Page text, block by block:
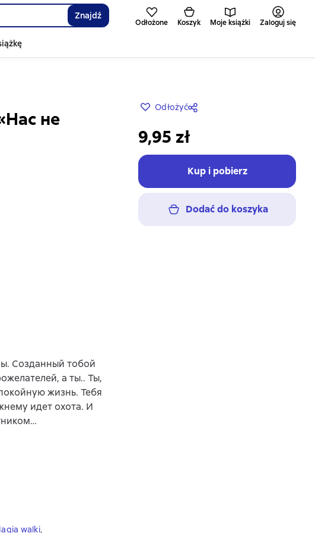
Znajdź
Odłożone Koszyk Moje książki Zaloguj się
не
Odłożyć
9,95 zł
Kup i pobierz
Dodać do koszyka
Созданный тобой
а ты.. Ты,
жизнь. Тебя
идет охота. И
walki,